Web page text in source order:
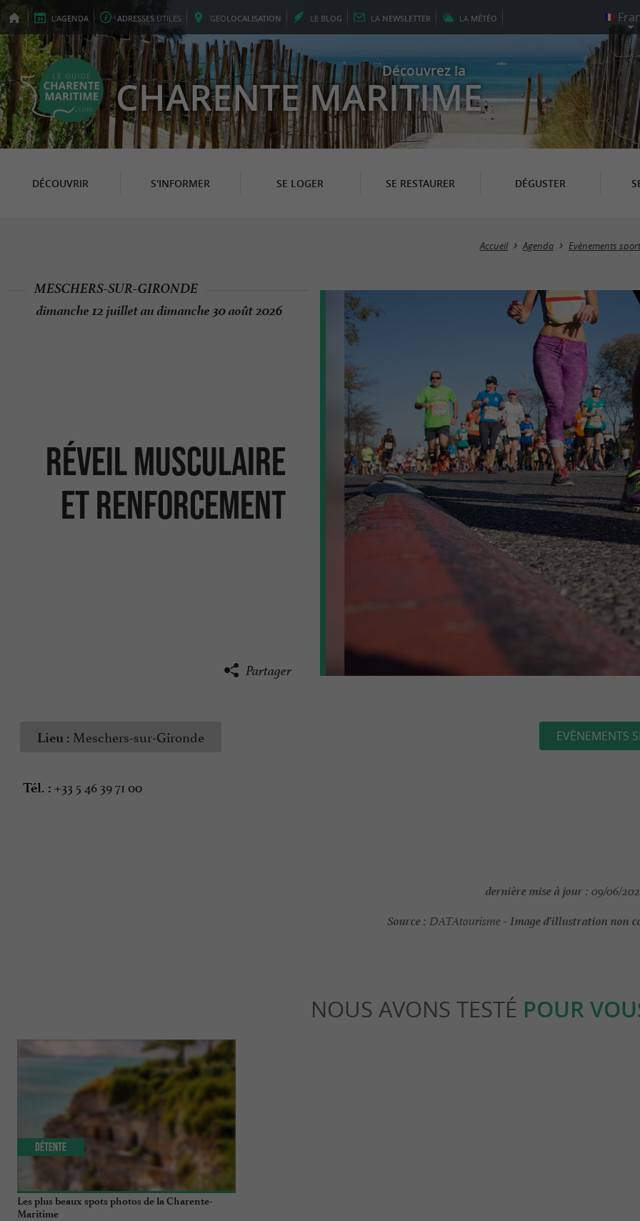
L'AGENDA ADRESSES UTILES GEOLOCALISATION LE BLOG LA NEWSLETTER LA MÉTÉO
Découvrez la
CHARENTE MARITIME
DÉCOUVRIR S'INFORMER SE LOGER SE RESTAURER DÉGUSTER
Accueil Agenda Evènements
Réveil musculaire
et renforcement
MESCHERS-SUR-GIRONDE
dimanche 12 juillet au dimanche 30 août 2026
Partager
Lieu : Meschers-sur-Gironde EVÈNEMENTS
Tél. : +33 5 46 39 71 00
dernière mise à jour : 09/06/
Source : DATAtourisme -Image d'illustration non
NOUS AVONS TESTÉ POUR
Les plus beaux spots photos de la Charente-
Maritime
Détente